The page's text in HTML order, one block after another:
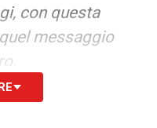
con questa
messaggio
l’iniziativa